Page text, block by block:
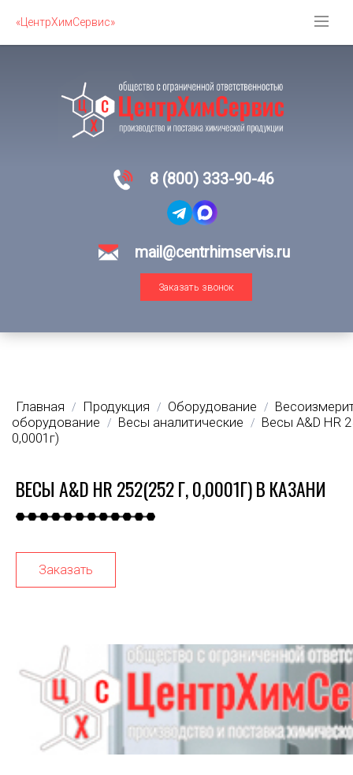
«ЦентрХимСервис»
8 (800) 333-90-46
mail@centrhimservis.ru
Заказать звонок
Главная / Продукция / Оборудование /
оборудование
/ Весы аналитические /
Весы A&D HR
0,0001г)
ВЕСЫ A&D HR 252(252 Г, 0,0001Г) В КАЗАНИ
Заказать